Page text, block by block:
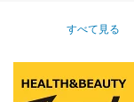
すべて見る